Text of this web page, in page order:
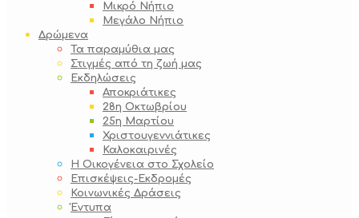
Μικρό Νήπιο
Μεγάλο Νήπιο
Δρώμενα
Τα παραμύθια μας
Στιγμές από τη ζωή μας
Εκδηλώσεις
Αποκριάτικες
28η Οκτωβρίου
25η Μαρτίου
Χριστουγεννιάτικες
Καλοκαιρινές
Η Οικογένεια στο Σχολείο
Επισκέψεις-Εκδρομές
Κοινωνικές Δράσεις
Έντυπα